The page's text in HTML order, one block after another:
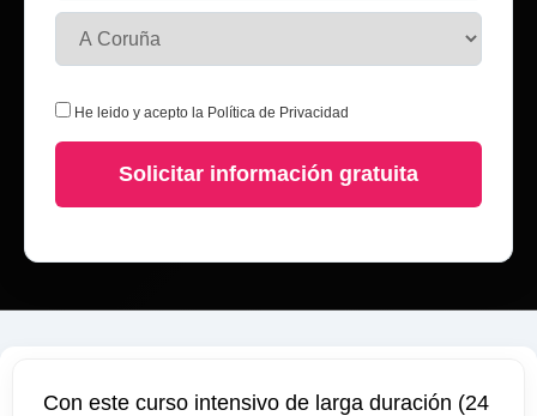
He leido y acepto la Política de Privacidad
Solicitar información gratuita
Con este curso intensivo de larga duración (24